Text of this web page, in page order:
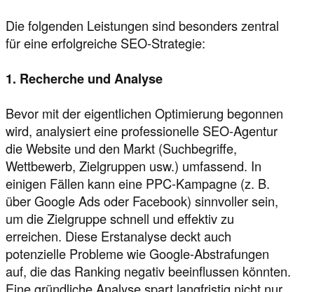
Die folgenden Leistungen sind besonders zentral
für eine erfolgreiche SEO-Strategie:
1. Recherche und Analyse
Bevor mit der eigentlichen Optimierung begonnen
wird, analysiert eine professionelle SEO-Agentur
die Website und den Markt (Suchbegriffe,
Wettbewerb, Zielgruppen usw.) umfassend. In
einigen Fällen kann eine PPC-Kampagne (z. B.
über Google Ads oder Facebook) sinnvoller sein,
um die Zielgruppe schnell und effektiv zu
erreichen. Diese Erstanalyse deckt auch
potenzielle Probleme wie Google-Abstrafungen
auf, die das Ranking negativ beeinflussen könnten.
Eine gründliche Analyse spart langfristig nicht nur